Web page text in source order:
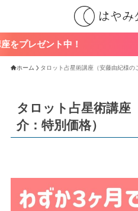
！
ホーム タロット占星術講座（安藤由紀様の
タロット占星術講座
介：特別価格）